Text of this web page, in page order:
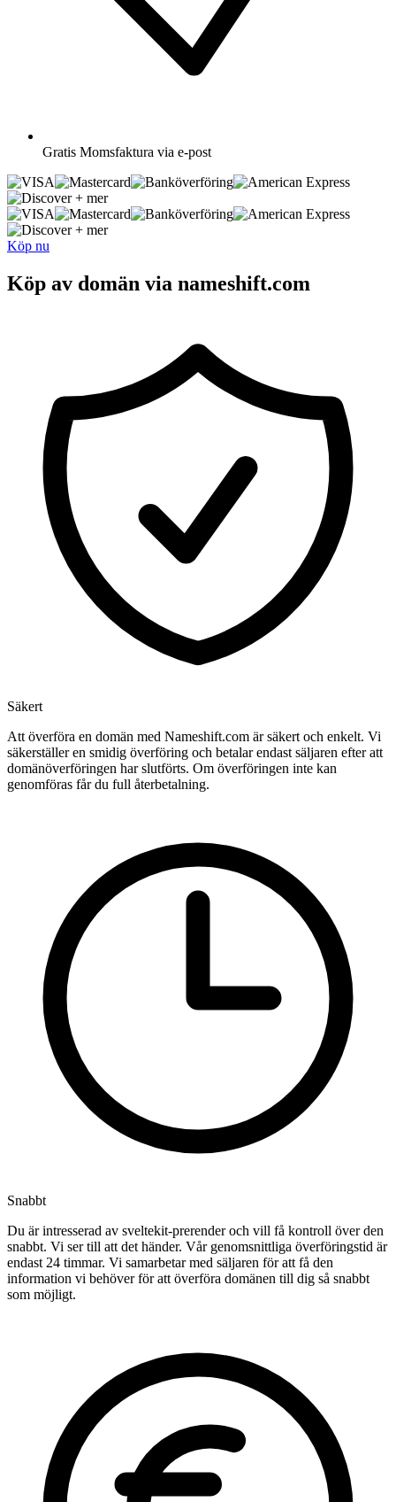
Gratis Momsfaktura via e-post
+ mer
+ mer
Köp nu
Köp av domän via nameshift.com
Säkert
Att överföra en domän med Nameshift.com är säkert och enkelt. Vi
säkerställer en smidig överföring och betalar endast säljaren efter att
domänöverföringen har slutförts. Om överföringen inte kan
genomföras får du full återbetalning.
Snabbt
Du är intresserad av sveltekit-prerender och vill få kontroll över den
snabbt. Vi ser till att det händer. Vår genomsnittliga överföringstid är
endast 24 timmar. Vi samarbetar med säljaren för att få den
information vi behöver för att överföra domänen till dig så snabbt
som möjligt.